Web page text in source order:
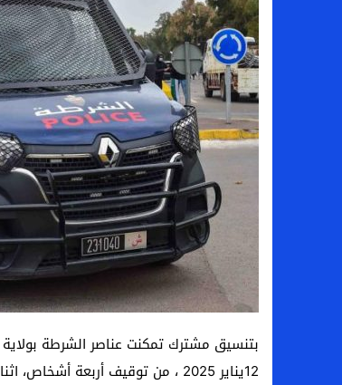
بتنسيق مشترك تمكنت عناصر الشرطة بولاية
12يناير 2025 ، من توقيف أربعة